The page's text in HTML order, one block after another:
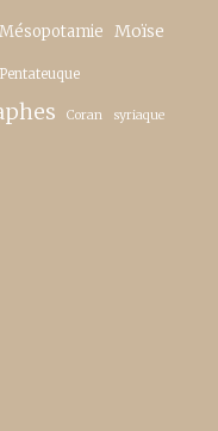
Mésopotamie Moïse
Pentateuque
Coran syriaque